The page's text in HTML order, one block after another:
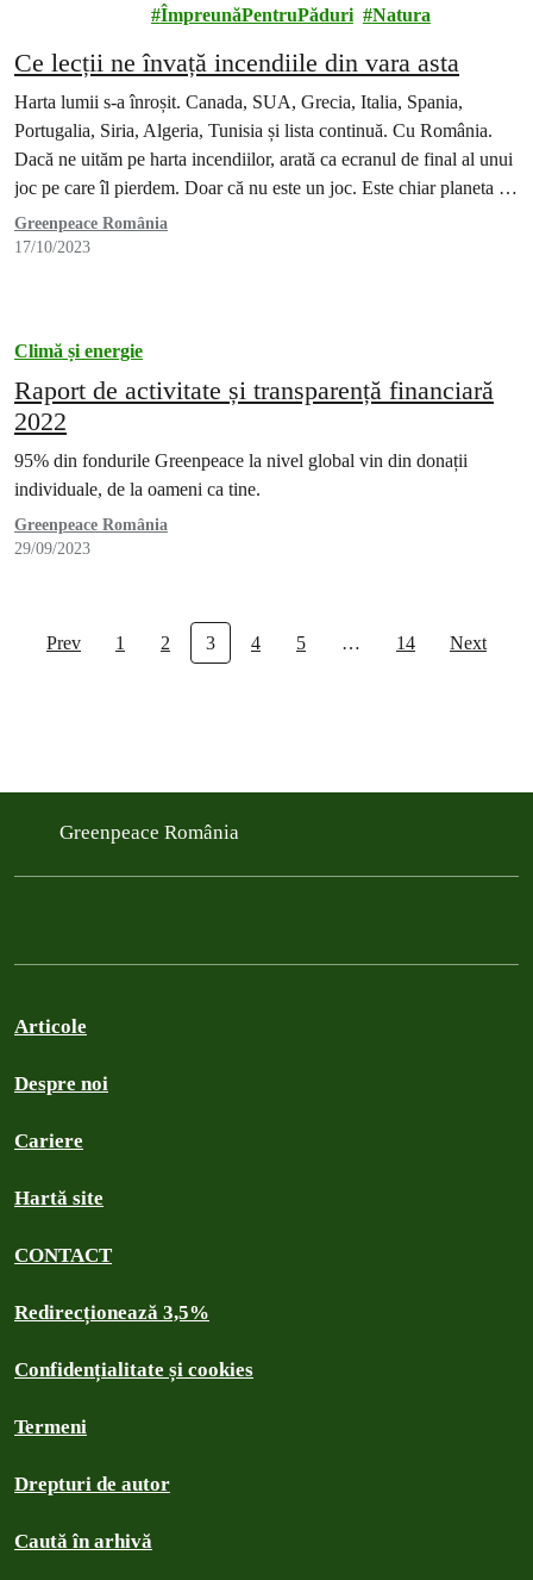
ÎmpreunăPentruPăduri
Natura
Ce lecții ne învață incendiile din vara asta
Harta lumii s-a înroșit. Canada, SUA, Grecia, Italia, Spania,
Portugalia, Siria, Algeria, Tunisia și lista continuă. Cu România.
Dacă ne uităm pe harta incendiilor, arată ca ecranul de final al unui
joc pe care îl pierdem. Doar că nu este un joc. Este chiar planeta pe
care locuim și trăim cu toții.
Greenpeace România
17/10/2023
Climă și energie
Raport de activitate și transparență financiară
2022
95% din fondurile Greenpeace la nivel global vin din donații
individuale, de la oameni ca tine.
Greenpeace România
29/09/2023
Prev 1 2 3 4 5 … 14 Next
Greenpeace România
Articole
Despre noi
Cariere
Hartă site
CONTACT
Redirecționează 3,5%
Confidențialitate și cookies
Termeni
Drepturi de autor
Caută în arhivă